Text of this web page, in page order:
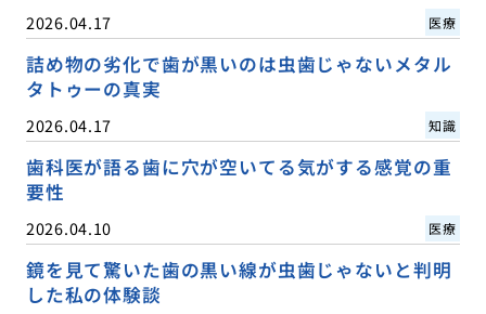
2026.04.17 医療
詰め物の劣化で歯が黒いのは虫歯じゃないメタル
タトゥーの真実
2026.04.17 知識
歯科医が語る歯に穴が空いてる気がする感覚の重
要性
2026.04.10 医療
鏡を見て驚いた歯の黒い線が虫歯じゃないと判明
した私の体験談